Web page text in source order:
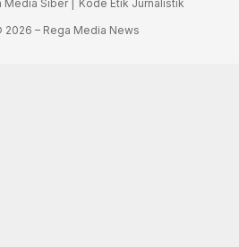
Media Siber |
Kode Etik Jurnalistik
– Rega Media News